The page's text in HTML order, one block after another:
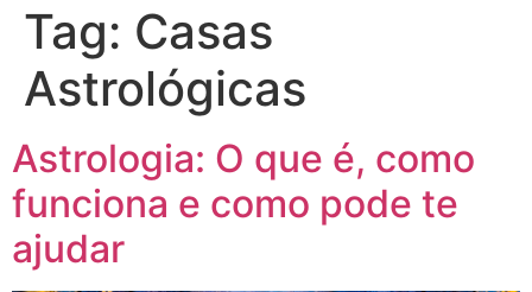
Tag: Casas
Astrológicas
Astrologia: O que é, como
funciona e como pode te
ajudar